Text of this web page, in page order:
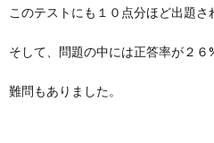
このテストにも１０点分ほど出題さ
そして、問題の中には正答率が２６
難問もありました。